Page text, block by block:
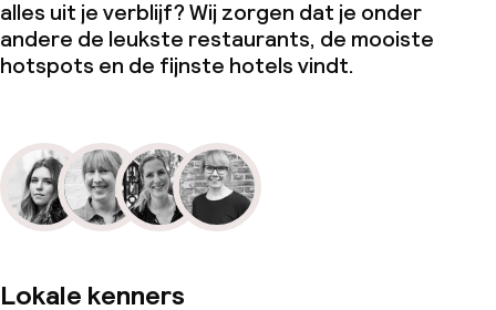
alles uit je verblijf? Wij zorgen dat je onder
andere de leukste restaurants, de mooiste
hotspots en de fijnste hotels vindt.
Lokale kenners